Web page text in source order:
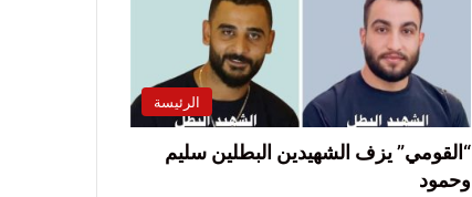
الرئيسة
“القومي” يزف الشهيدين البطلين سليم
وحمود